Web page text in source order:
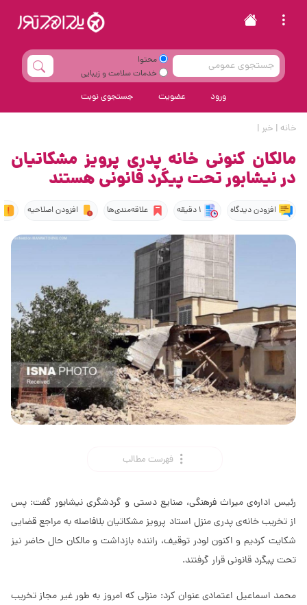
محتوا
خدمات سلامت و زیبایی
ورود عضویت جستجوی نوبت
خانه | خبر |
مالکان کنونی خانه پدری پرویز مشکاتیان
در نیشابور تحت پیگرد قانونی هستند
افزودن دیدگاه 1 دقیقه علاقه‌مندی‌ها افزودن اصلاحیه
فهرست مطالب
رئیس اداره‌ی میراث فرهنگی، صنایع دستی و گردشگری نیشابور گفت: پس
از تخریب خانه‌ی پدری منزل استاد پرویز مشکاتیان بلافاصله به مراجع قضایی
شکایت کردیم و اکنون لودر توقیف، راننده بازداشت و مالکان حال حاضر نیز
تحت پیگرد قانونی قرار گرفتند.
محمد اسماعیل اعتمادی عنوان کرد: منزلی که امروز به طور غیر مجاز تخریب